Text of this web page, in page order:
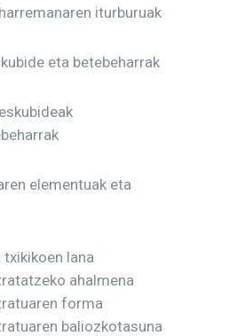
iturburuak
eta betebeharrak
elementuak eta
txikikoen lana
ahalmena
forma
baliozkotasuna